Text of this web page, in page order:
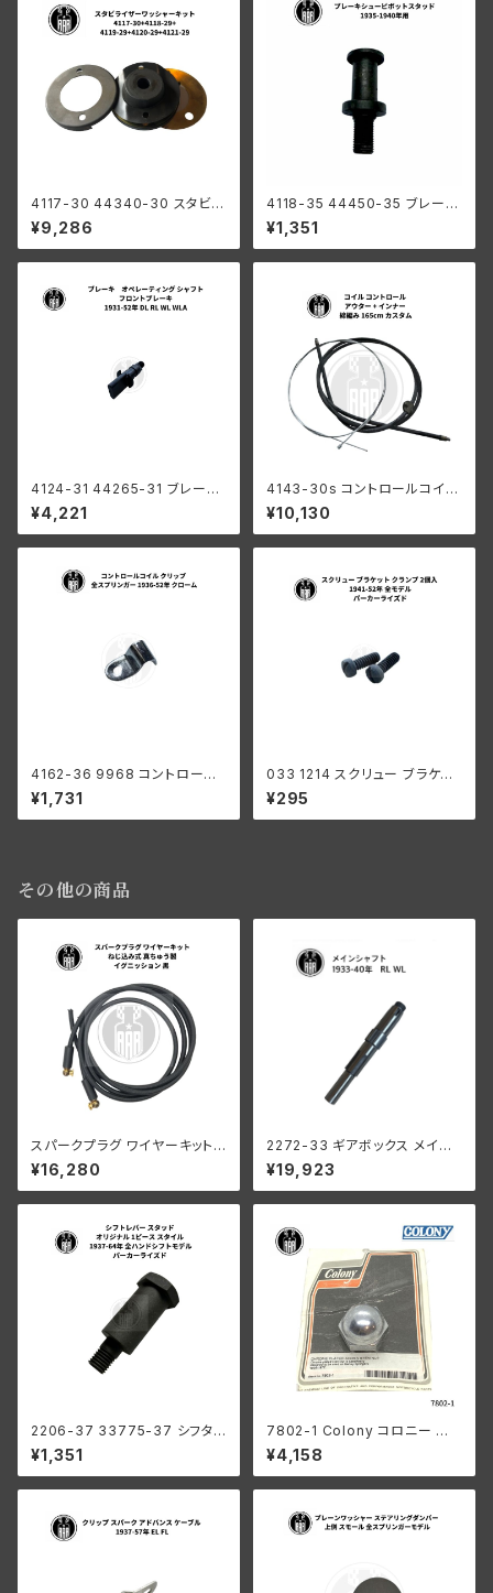
4117-30 44340-30 スタビラ
イザー ワッシャー キット ハーレ
ーダビッドソン 1930-52年 DL
RL WL WLA ブラック
¥9,286
4118-35 44450-35 ブレーキ
シュー ピボット スタッド ハーレ
ーダビッドソン 1935-1940年
RL WL
¥1,351
4124-31 44265-31 ブレーキ
オペレーティング シャフト フロ
ントブレーキ ハーレーダビッド
ソン 1931-52年 DL RL WL W
¥4,221
4143-30s コントロールコイル
アウター + インナー 綿編み 16
5cm カスタム ハーレーダビッド
ソン
¥10,130
4162-36 9968 コントロール
コイル クリップ ハーレーダビッ
ドソン 全スプリンガー 1936-5
2年 クローム
¥1,731
033 1214 スクリュー ブラケット
クランプ 2個入 ハーレーダビッ
ドソン 1941-52年 全モデル パ
ーカーライズド
¥295
その他の商品
スパークプラグ ワイヤーキット
ねじ込み式 真ちゅう製 イグニッ
ション 黒 ハーレーダビッドソン
¥16,280
2272-33 ギアボックス メイン
シャフト 1933-1940年
¥19,923
2206-37 33775-37 シフタ
ーレバー スタッド オリジナル1ピ
ーススタイル パーカー ハーレー
1937-64年 全ハンドシフトモデ
¥1,351
7802-1 Colony コロニー エ
ーコン ステム ナット ハーレー 1
936-77年 パンヘッド ナックル
ショベル サイドバルブ スプリン
¥4,158